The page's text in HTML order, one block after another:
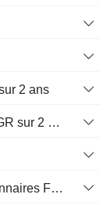
2 ans
Flux de trésorerie d’exploitation, CAGR sur 2 ans
Flux de trésorerie libre pour les actionnaires FCFE, CAGR sur 2 ans